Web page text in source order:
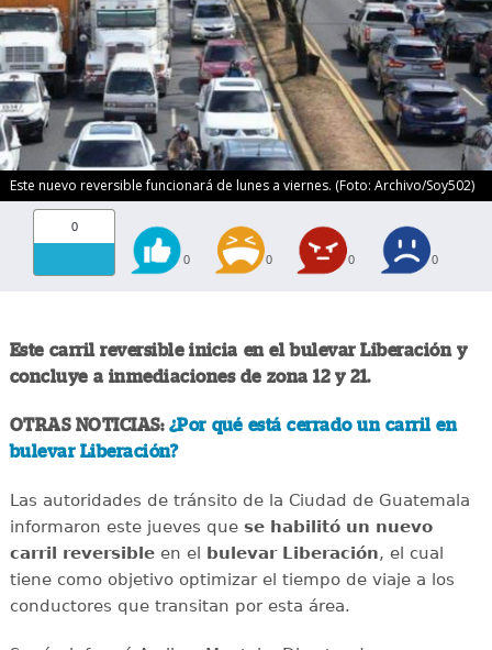
Este nuevo reversible funcionará de lunes a viernes. (Foto: Archivo/Soy502)
0
0 0 0 0
Este carril reversible inicia en el bulevar Liberación y
concluye a inmediaciones de zona 12 y 21.
OTRAS NOTICIAS: ¿Por qué está cerrado un carril en
bulevar Liberación?
Las autoridades de tránsito de la Ciudad de Guatemala
informaron este jueves que se habilitó un nuevo
carril reversibleen el bulevar Liberación, el cual
tiene como objetivo optimizar el tiempo de viaje a los
conductores que transitan por esta área.